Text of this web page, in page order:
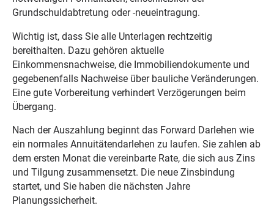
Grundschuldabtretung oder -neueintragung.
Wichtig ist, dass Sie alle Unterlagen rechtzeitig
bereithalten. Dazu gehören aktuelle
Einkommensnachweise, die Immobiliendokumente und
gegebenenfalls Nachweise über bauliche Veränderungen.
Eine gute Vorbereitung verhindert Verzögerungen beim
Übergang.
Nach der Auszahlung beginnt das Forward Darlehen wie
ein normales Annuitätendarlehen zu laufen. Sie zahlen ab
dem ersten Monat die vereinbarte Rate, die sich aus Zins
und Tilgung zusammensetzt. Die neue Zinsbindung
startet, und Sie haben die nächsten Jahre
Planungssicherheit.